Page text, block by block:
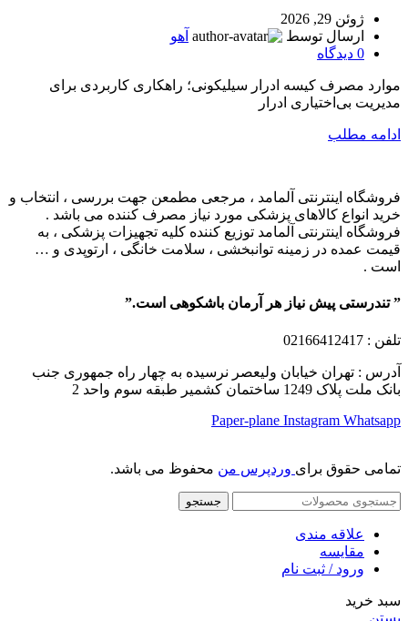
ژوئن 29, 2026
ارسال توسط
آهو
0 دیدگاه
موارد مصرف کیسه ادرار سیلیکونی؛ راهکاری کاربردی برای
مدیریت بی‌اختیاری ادرار
ادامه مطلب
فروشگاه اینترنتی آلمامد ، مرجعی مطمعن جهت بررسی ، انتخاب و
خرید انواع کالاهای پزشکی مورد نیاز مصرف کننده می باشد .
فروشگاه اینترنتی آلمامد توزیع کننده کلیه تجهیزات پزشکی ، به
قیمت عمده در زمینه توانبخشی ، سلامت خانگی ، ارتوپدی و …
است .
” تندرستی پیش نیاز هر آرمان باشکوهی است.”
تلفن : 02166412417
آدرس : تهران خیابان ولیعصر نرسیده به چهار راه جمهوری جنب
بانک ملت پلاک 1249 ساختمان کشمیر طبقه سوم واحد 2
Paper-plane Instagram Whatsapp
تمامی حقوق برای وردپرس من محفوظ می باشد.
جستجو
علاقه مندی
مقایسه
ورود / ثبت نام
سبد خرید
بستن